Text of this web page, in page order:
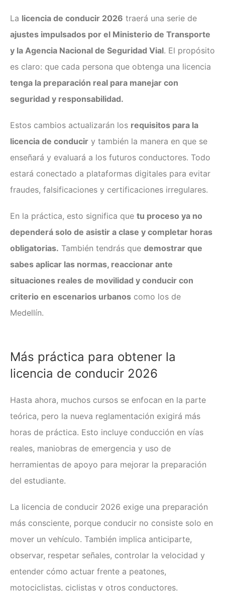
La licencia de conducir 2026 traerá una serie de
ajustes impulsados por el Ministerio de Transporte
y la Agencia Nacional de Seguridad Vial. El propósito
es claro: que cada persona que obtenga una licencia
tenga la preparación real para manejar con
seguridad y responsabilidad.
Estos cambios actualizarán los requisitos para la
licencia de conducir y también la manera en que se
enseñará y evaluará a los futuros conductores. Todo
estará conectado a plataformas digitales para evitar
fraudes, falsificaciones y certificaciones irregulares.
En la práctica, esto significa que tu proceso ya no
dependerá solo de asistir a clase y completar horas
obligatorias. También tendrás que demostrar que
sabes aplicar las normas, reaccionar ante
situaciones reales de movilidad y conducir con
criterio en escenarios urbanos como los de
Medellín.
Más práctica para obtener la
licencia de conducir 2026
Hasta ahora, muchos cursos se enfocan en la parte
teórica, pero la nueva reglamentación exigirá más
horas de práctica. Esto incluye conducción en vías
reales, maniobras de emergencia y uso de
herramientas de apoyo para mejorar la preparación
del estudiante.
La licencia de conducir 2026 exige una preparación
más consciente, porque conducir no consiste solo en
mover un vehículo. También implica anticiparte,
observar, respetar señales, controlar la velocidad y
entender cómo actuar frente a peatones,
motociclistas, ciclistas y otros conductores.